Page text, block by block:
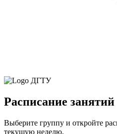
Расписание
Выберите группу и откройте
текущую неделю.